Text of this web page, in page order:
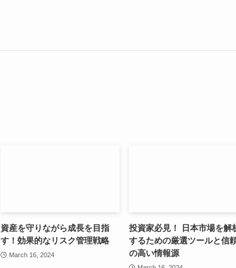
資産を守りながら成長を目指
す！効果的なリスク管理戦略
March 16, 2024
投資家必見！ 日本市場を解
するための厳選ツールと信
の高い情報源